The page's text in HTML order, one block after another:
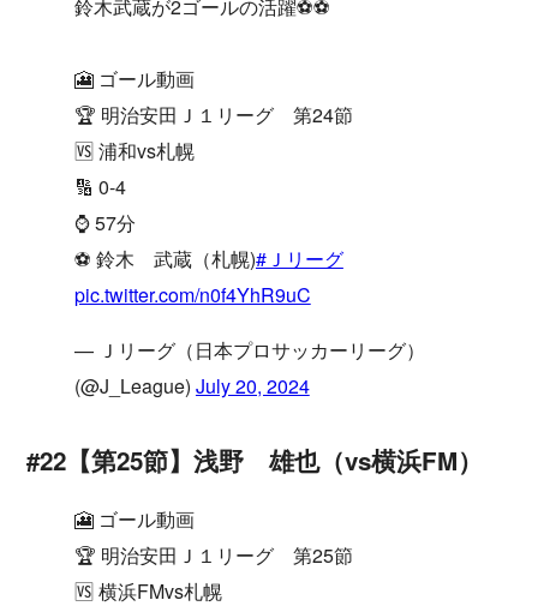
鈴木武蔵が2ゴールの活躍⚽⚽
🎦 ゴール動画
🏆 明治安田Ｊ１リーグ 第24節
🆚 浦和vs札幌
🔢 0-4
⌚️ 57分
⚽️ 鈴木 武蔵（札幌)#Ｊリーグ
pic.twitter.com/n0f4YhR9uC
— Ｊリーグ（日本プロサッカーリーグ）
(@J_League) July 20, 2024
#22【第25節】浅野 雄也（vs横浜FM）
🎦 ゴール動画
🏆 明治安田Ｊ１リーグ 第25節
🆚 横浜FMvs札幌